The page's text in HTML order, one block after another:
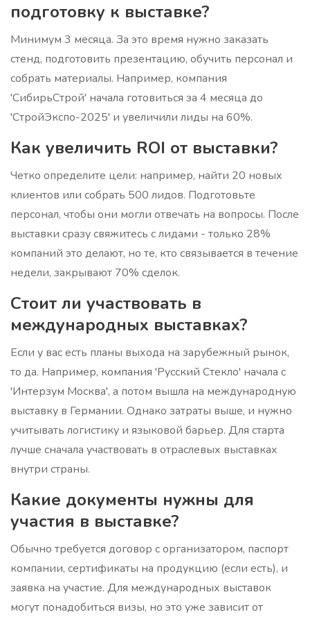
подготовку к выставке?
Минимум 3 месяца. За это время нужно заказать
стенд, подготовить презентацию, обучить персонал и
собрать материалы. Например, компания
'СибирьСтрой' начала готовиться за 4 месяца до
'СтройЭкспо-2025' и увеличили лиды на 60%.
Как увеличить ROI от выставки?
Четко определите цели: например, найти 20 новых
клиентов или собрать 500 лидов. Подготовьте
персонал, чтобы они могли отвечать на вопросы. После
выставки сразу свяжитесь с лидами - только 28%
компаний это делают, но те, кто связывается в течение
недели, закрывают 70% сделок.
Стоит ли участвовать в
международных выставках?
Если у вас есть планы выхода на зарубежный рынок,
то да. Например, компания 'Русский Стекло' начала с
'Интерзум Москва', а потом вышла на международную
выставку в Германии. Однако затраты выше, и нужно
учитывать логистику и языковой барьер. Для старта
лучше сначала участвовать в отраслевых выставках
внутри страны.
Какие документы нужны для
участия в выставке?
Обычно требуется договор с организатором, паспорт
компании, сертификаты на продукцию (если есть), и
заявка на участие. Для международных выставок
могут понадобиться визы, но это уже зависит от